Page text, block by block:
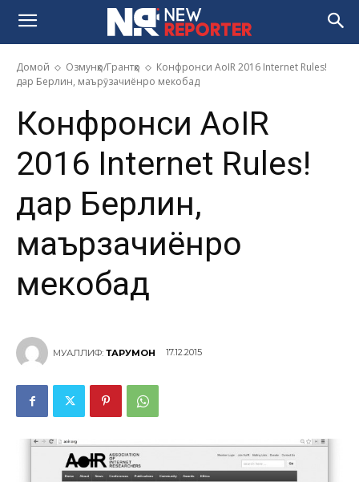
Домой Озмунҳо/Грантҳо
Конфронси AoIR 2016 Internet Rules!
дар Берлин, маърӯзачиёнро мекобад
Конфронси AoIR
2016 Internet Rules!
дар Берлин,
маърӯзачиёнро
мекобад
МУАЛЛИФ: ТАРҶУМОН 17.12.2015